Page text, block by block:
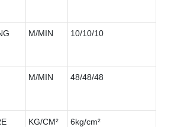
M/MIN 10/10/10
M/MIN 48/48/48
KG/CM² 6kg/cm²